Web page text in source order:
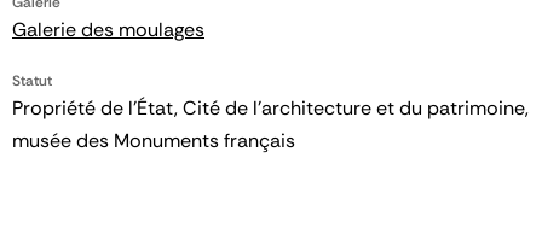
Galerie des moulages
Statut
Propriété de l’État, Cité de l’architecture et du patrimoine,
musée des Monuments français